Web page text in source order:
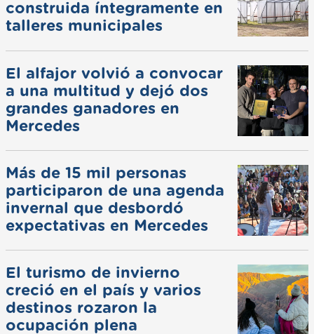
construida íntegramente en
talleres municipales
El alfajor volvió a convocar
a una multitud y dejó dos
grandes ganadores en
Mercedes
Más de 15 mil personas
participaron de una agenda
invernal que desbordó
expectativas en Mercedes
El turismo de invierno
creció en el país y varios
destinos rozaron la
ocupación plena